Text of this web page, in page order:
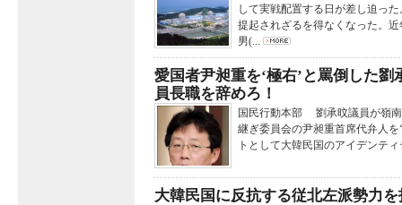
して実戦配置する日が差し迫っ
提起されざるを得なくなった。
男(...
愛国者尹昶重を‘極右’と罵倒した
員長職を辞めろ！
国民行動本部 劉承旼議員が嶺
継ぎ委員会の尹昶重首席代弁人
トとして大韓民国のアイデンテ
大韓民国に反抗する従北左派勢力